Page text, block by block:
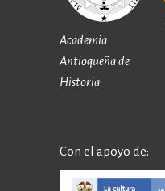
Academia
Antioqueña de
Historia
Con el apoyo de: